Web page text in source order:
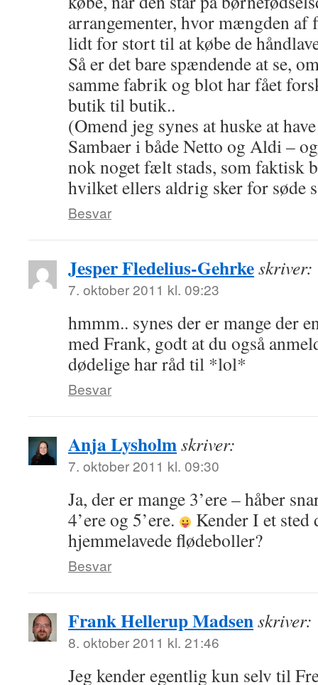
arrangementer, hvor mængden af
lidt for stort til at købe de
Så er det bare spændende at se,
samme fabrik og blot har fået
butik til butik..
(Omend jeg synes at huske at
Sambaer i både Netto og Aldi –
nok noget fælt stads, som faktisk
hvilket ellers aldrig sker for søde
Besvar
Jesper Fledelius-Gehrkeskriver:
7. oktober 2011 kl. 09:23
hmmm.. synes der er mange der
med Frank, godt at du også
dødelige har råd til *lol*
Besvar
Anja Lysholmskriver:
7. oktober 2011 kl. 09:30
Ja, der er mange 3’ere – håber
4’ere og 5’ere.
Kender I et sted
hjemmelavede flødeboller?
Besvar
Frank Hellerup Madsenskriver:
8. oktober 2011 kl. 21:46
Jeg kender egentlig kun selv til